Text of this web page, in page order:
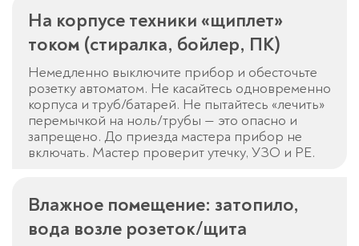
На корпусе техники «щиплет»
током (стиралка, бойлер, ПК)
Немедленно выключите прибор и обесточьте
розетку автоматом. Не касайтесь одновременно
корпуса и труб/батарей. Не пытайтесь «лечить»
перемычкой на ноль/трубы — это опасно и
запрещено. До приезда мастера прибор не
включать. Мастер проверит утечку, УЗО и PE.
Влажное помещение: затопило,
вода возле розеток/щита